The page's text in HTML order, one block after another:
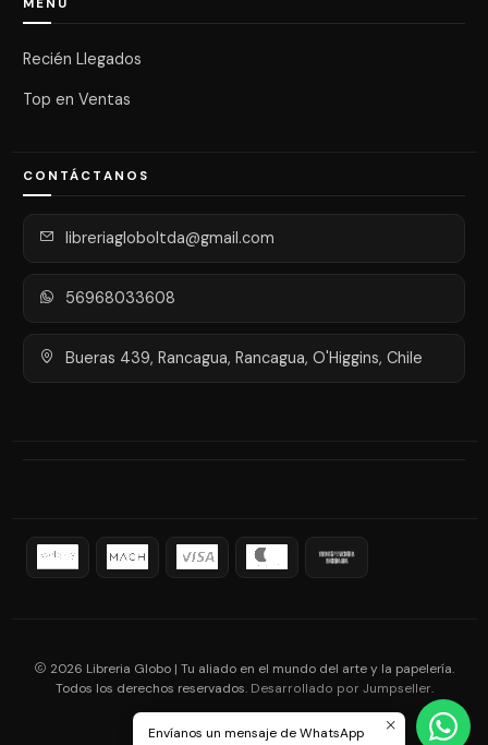
MENÚ
Recién Llegados
Top en Ventas
CONTÁCTANOS
libreriagloboltda@gmail.com
56968033608
Bueras 439, Rancagua, Rancagua, O'Higgins, Chile
2026 Libreria Globo | Tu aliado en el mundo del arte y la papelería.
Todos los derechos reservados. Desarrollado por Jumpseller.
Envíanos un mensaje de WhatsApp